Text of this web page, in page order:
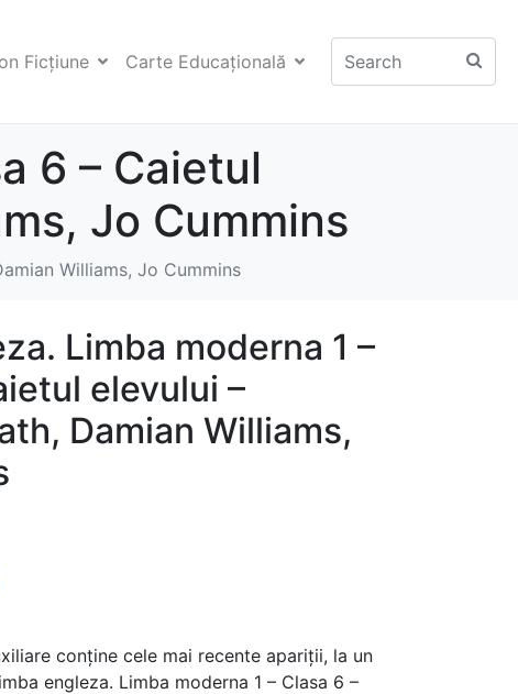
Ficţiune Carte Educaţională
6 – Caietul
Jo Cummins
Williams, Jo Cummins
Limba moderna 1 –
elevului –
Damian Williams,
conține cele mai recente apariții, la un
engleza. Limba moderna 1 – Clasa 6 –